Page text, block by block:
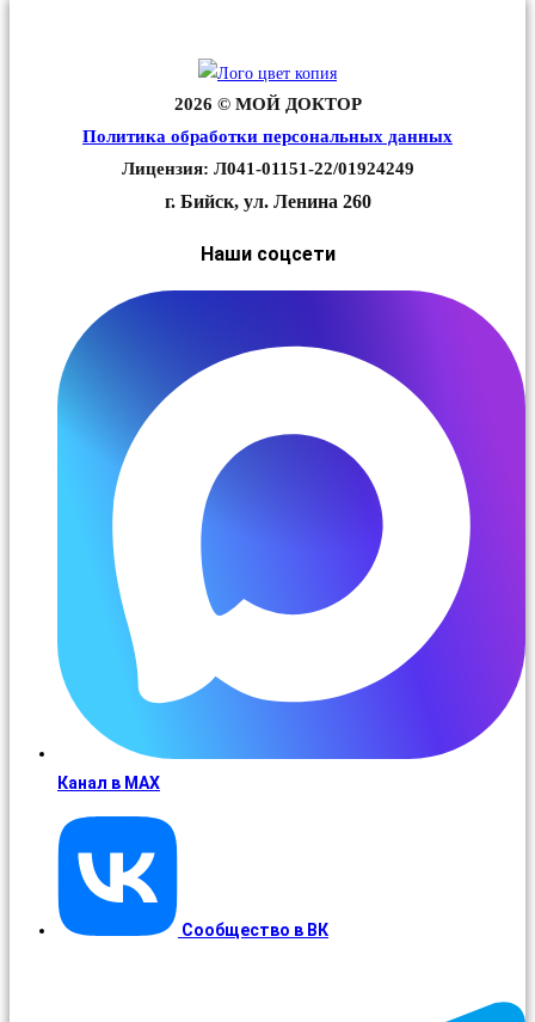
2026 © МОЙ ДОКТОР
Политика обработки персональных данных
Лицензия: Л041-01151-22/01924249
г. Бийск, ул. Ленина 260
Наши соцсети
Канал в MAX
Сообщество в ВК